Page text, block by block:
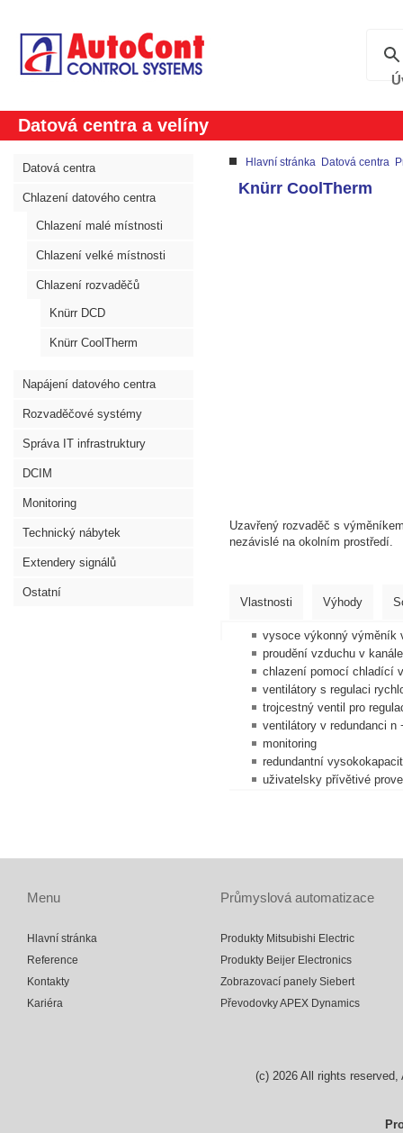
Datová centra a velíny
Datová centra
Chlazení datového centra
Chlazení malé místnosti
Chlazení velké místnosti
Chlazení rozvaděčů
Knürr DCD
Knürr CoolTherm
Napájení datového centra
Rozvaděčové systémy
Správa IT infrastruktury
DCIM
Monitoring
Technický nábytek
Extendery signálů
Ostatní
Hlavní stránka Datová centra
Knürr CoolTherm
Uzavřený rozvaděč s
nezávislé na okolním prostředí.
Vlastnosti Výhody
vysoce výkonný výměník
proudění vzduchu v
chlazení pomocí chladící
ventilátory s regulaci
trojcestný ventil pro
ventilátory v redundanci n
monitoring
redundantní
uživatelsky přívětivé
Menu
Hlavní stránka
Reference
Kontakty
Kariéra
Průmyslová automatizace
Produkty Mitsubishi Electric
Produkty Beijer Electronics
Zobrazovací panely Siebert
Převodovky APEX Dynamics
(c) 2026All rights reserved,